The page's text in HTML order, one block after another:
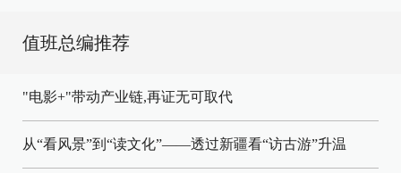
值班总编推荐
"电影+"带动产业链,再证无可取代
从“看风景”到“读文化”——透过新疆看“访古游”升温